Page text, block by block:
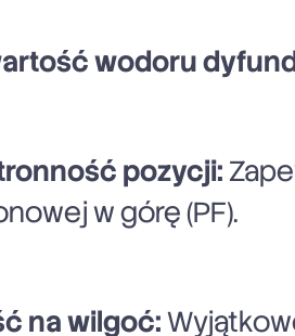
wodoru
pozycji:
w górę (PF).
na wilgoć: